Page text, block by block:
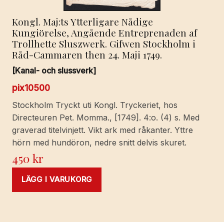
såsom
delägare
eller
arbetare
hafwa
befattning.
Gifwen
Stockholm
then
27
Februarii
1787.
mängd
Kongl. Maj:ts Ytterligare Nådige
Kungiörelse, Angående Entreprenaden af
Trollhette Sluszwerk. Gifwen Stockholm i
Råd-Cammaren then 24. Maji 1749.
[Kanal- och slussverk]
pix10500
Stockholm Tryckt uti Kongl. Tryckeriet, hos
Directeuren Pet. Momma., [1749]. 4:o. (4) s. Med
graverad titelvinjett. Vikt ark med råkanter. Yttre
hörn med hundöron, nedre snitt delvis skuret.
450kr
LÄGG I VARUKORG